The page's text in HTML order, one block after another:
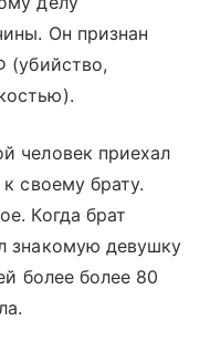
Он признан
(убийство,
человек приехал
своему брату.
Когда брат
знакомую девушку
более более 80